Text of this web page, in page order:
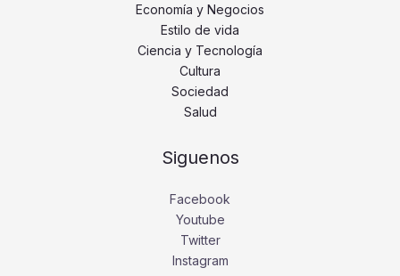
Economía y Negocios
Estilo de vida
Ciencia y Tecnología
Cultura
Sociedad
Salud
Siguenos
Facebook
Youtube
Twitter
Instagram